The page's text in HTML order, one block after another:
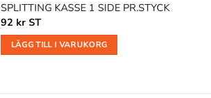
SPLITTING KASSE 1 SIDE PR.STYCK
92 kr ST
LÄGG TILL I VARUKORG